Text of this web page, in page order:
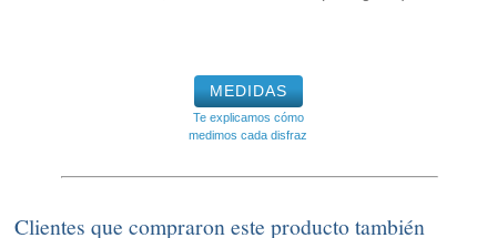
MEDIDAS
Te explicamos cómo
medimos cada disfraz
Clientes que compraron este producto también